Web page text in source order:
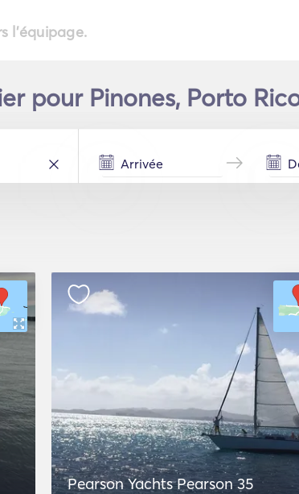
l'équipage.
pour Pinones, Porto
Pearson Yachts Pearson 35